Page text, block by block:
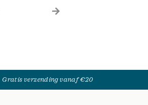
Gratis verzending vanaf €20